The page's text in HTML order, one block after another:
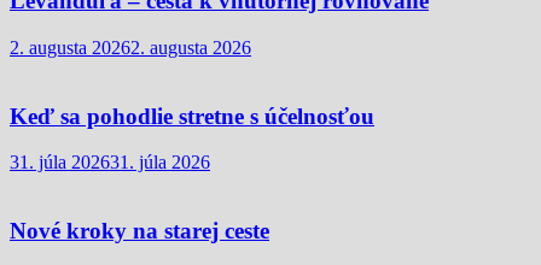
2. augusta 20262. augusta 2026
Keď sa pohodlie stretne s účelnosťou
31. júla 202631. júla 2026
Nové kroky na starej ceste